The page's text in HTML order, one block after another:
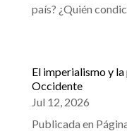
país? ¿Quién
El imperialismo y
Occidente
Jul 12, 2026
Publicada en